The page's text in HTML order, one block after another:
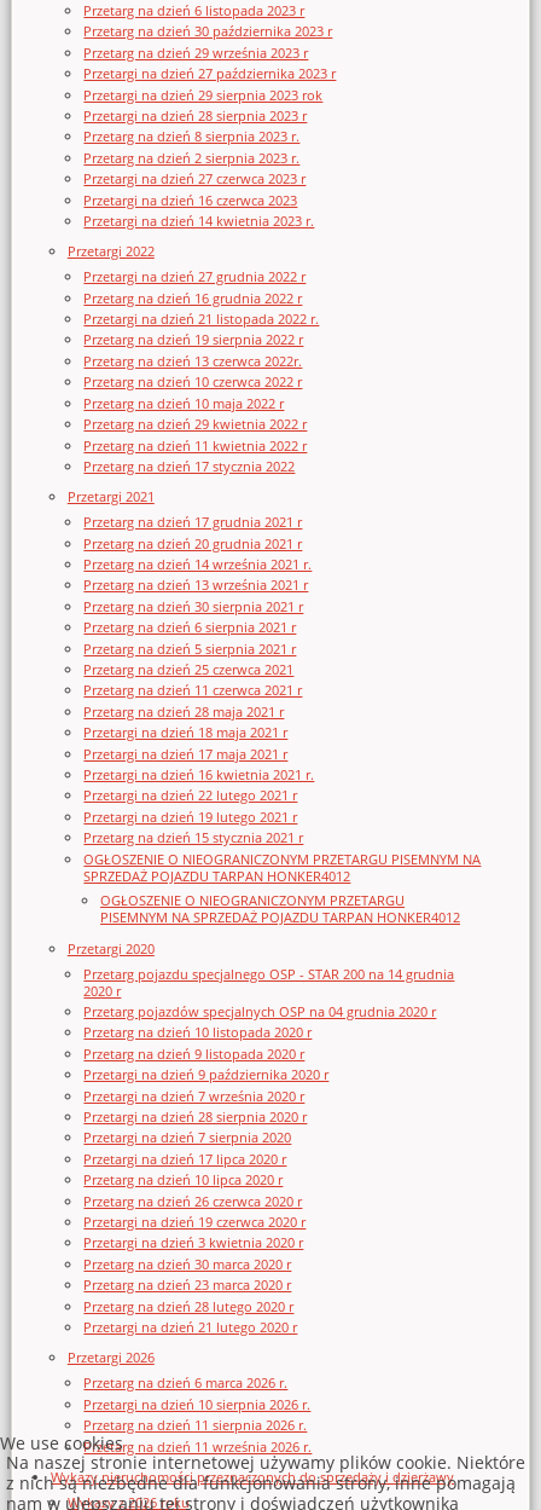
Przetarg na dzień 6 listopada 2023 r
Przetarg na dzień 30 października 2023 r
Przetarg na dzień 29 września 2023 r
Przetargi na dzień 27 października 2023 r
Przetargi na dzień 29 sierpnia 2023 rok
Przetargi na dzień 28 sierpnia 2023 r
Przetarg na dzień 8 sierpnia 2023 r.
Przetarg na dzień 2 sierpnia 2023 r.
Przetargi na dzień 27 czerwca 2023 r
Przetargi na dzień 16 czerwca 2023
Przetargi na dzień 14 kwietnia 2023 r.
Przetargi 2022
Przetargi na dzień 27 grudnia 2022 r
Przetarg na dzień 16 grudnia 2022 r
Przetargi na dzień 21 listopada 2022 r.
Przetarg na dzień 19 sierpnia 2022 r
Przetarg na dzień 13 czerwca 2022r.
Przetarg na dzień 10 czerwca 2022 r
Przetarg na dzień 10 maja 2022 r
Przetarg na dzień 29 kwietnia 2022 r
Przetarg na dzień 11 kwietnia 2022 r
Przetarg na dzień 17 stycznia 2022
Przetargi 2021
Przetarg na dzień 17 grudnia 2021 r
Przetarg na dzień 20 grudnia 2021 r
Przetarg na dzień 14 września 2021 r.
Przetarg na dzień 13 września 2021 r
Przetarg na dzień 30 sierpnia 2021 r
Przetarg na dzień 6 sierpnia 2021 r
Przetarg na dzień 5 sierpnia 2021 r
Przetarg na dzień 25 czerwca 2021
Przetarg na dzień 11 czerwca 2021 r
Przetarg na dzień 28 maja 2021 r
Przetargi na dzień 18 maja 2021 r
Przetargi na dzień 17 maja 2021 r
Przetargi na dzień 16 kwietnia 2021 r.
Przetargi na dzień 22 lutego 2021 r
Przetargi na dzień 19 lutego 2021 r
Przetarg na dzień 15 stycznia 2021 r
OGŁOSZENIE O NIEOGRANICZONYM PRZETARGU PISEMNYM NA
SPRZEDAŻ POJAZDU TARPAN HONKER4012
OGŁOSZENIE O NIEOGRANICZONYM PRZETARGU
PISEMNYM NA SPRZEDAŻ POJAZDU TARPAN HONKER4012
Przetargi 2020
Przetarg pojazdu specjalnego OSP - STAR 200 na 14 grudnia
2020 r
Przetarg pojazdów specjalnych OSP na 04 grudnia 2020 r
Przetarg na dzień 10 listopada 2020 r
Przetarg na dzień 9 listopada 2020 r
Przetargi na dzień 9 października 2020 r
Przetargi na dzień 7 września 2020 r
Przetargi na dzień 28 sierpnia 2020 r
Przetargi na dzień 7 sierpnia 2020
Przetargi na dzień 17 lipca 2020 r
Przetarg na dzień 10 lipca 2020 r
Przetarg na dzień 26 czerwca 2020 r
Przetargi na dzień 19 czerwca 2020 r
Przetargi na dzień 3 kwietnia 2020 r
Przetarg na dzień 30 marca 2020 r
Przetarg na dzień 23 marca 2020 r
Przetarg na dzień 28 lutego 2020 r
Przetargi na dzień 21 lutego 2020 r
Przetargi 2026
Przetarg na dzień 6 marca 2026 r.
Przetargi na dzień 10 sierpnia 2026 r.
Przetarg na dzień 11 sierpnia 2026 r.
Przetarg na dzień 11 września 2026 r.
Wykazy nieruchomości przeznaczonych do sprzedaży i dzierżawy
Wykazy z 2026 roku
We use cookies
Na naszej stronie internetowej używamy plików cookie. Niektóre
z nich są niezbędne dla funkcjonowania strony, inne pomagają
nam w ulepszaniu tej strony i doświadczeń użytkownika